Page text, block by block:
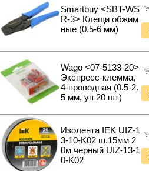
Smartbuy <SBT-WS
R-3> Клещи обжим
ные (0.5-6 мм)
Wago <07-5133-20>
Экcпресс-клемма,
4-проводная (0.5-2.
5 мм, уп 20 шт)
Изолента IEK UIZ-1
3-10-K02 ш.15мм 2
0м черный UIZ-13-1
0-K02